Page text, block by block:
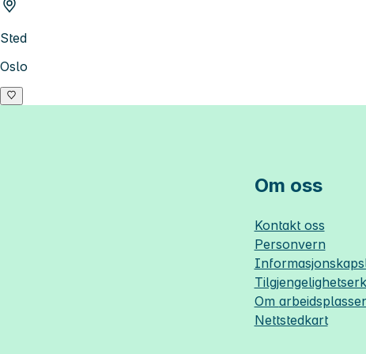
Sted
Oslo
Om oss
Kontakt oss
Personvern
Om
Nettstedkart